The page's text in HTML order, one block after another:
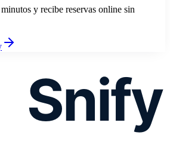
y recibe reservas online sin